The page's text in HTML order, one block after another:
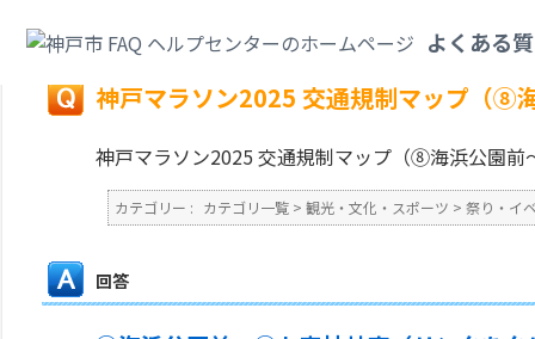
よくある
戻る
神戸マラソン2025 交通規制マップ（⑧
神戸マラソン2025 交通規制マップ（⑧海浜公園
カテゴリー : カテゴリ一覧 > 観光・文化・スポーツ > 祭り・イ
回答